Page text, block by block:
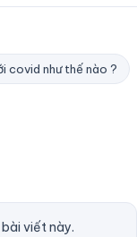
covid như thế nào ?
viết này.